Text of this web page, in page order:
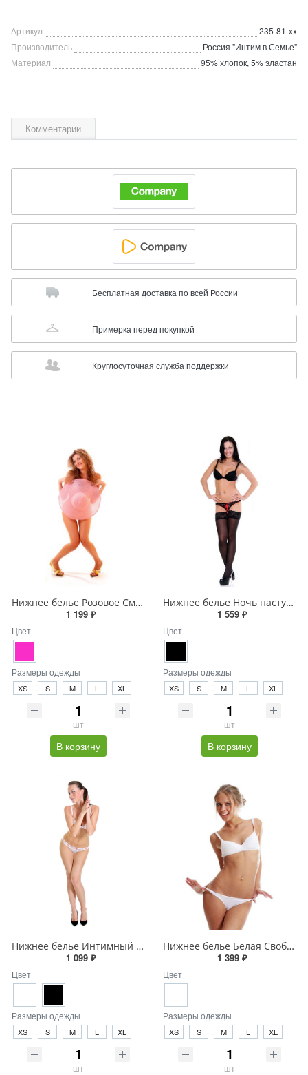
Артикул
235-81-xx
Производитель
Россия "Интим в Семье"
Материал
95% хлопок, 5% эластан
Комментарии
Бесплатная доставка по всей России
Примерка перед покупкой
Круглосуточная служба поддержки
Нижнее белье Розовое Смущенье
1 199 ₽
Цвет
Размеры одежды
XS S M L XL
шт
В корзину
Нижнее белье Ночь наступает
1 559 ₽
Цвет
Размеры одежды
XS S M L XL
шт
В корзину
Нижнее белье Интимный Вечер
1 099 ₽
Цвет
Размеры одежды
XS S M L XL
шт
Нижнее белье Белая Свобода
1 399 ₽
Цвет
Размеры одежды
XS S M L XL
шт